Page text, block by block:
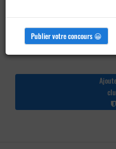
Publier votre concours 😀